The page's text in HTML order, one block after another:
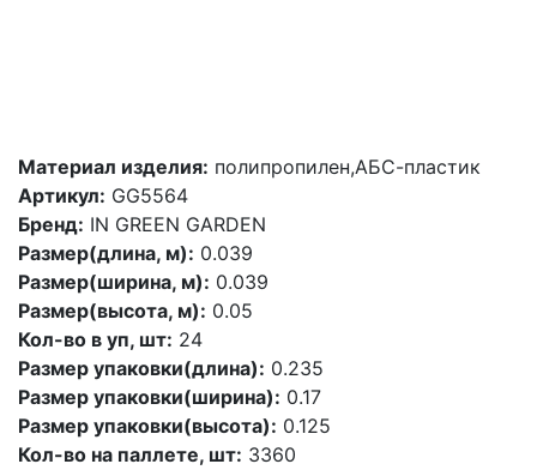
Материал изделия: полипропилен,АБС-пластик
Артикул: GG5564
Бренд: IN GREEN GARDEN
Размер(длина, м): 0.039
Размер(ширина, м): 0.039
Размер(высота, м): 0.05
Кол-во в уп, шт: 24
Размер упаковки(длина): 0.235
Размер упаковки(ширина): 0.17
Размер упаковки(высота): 0.125
Кол-во на паллете, шт: 3360